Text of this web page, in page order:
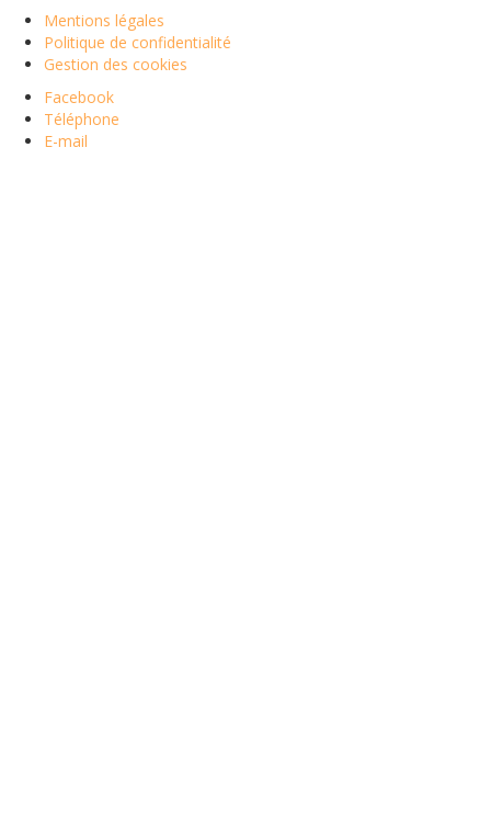
Mentions légales
Politique de confidentialité
Gestion des cookies
Facebook
Téléphone
E-mail